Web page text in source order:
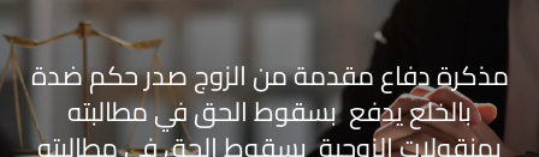
مذكرة دفاع مقدمة من الزوج صدر حكم ضدة
بالخلع يدفع بسقوط الحق في مطالبته